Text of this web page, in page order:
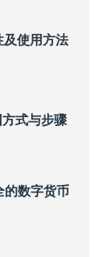
使用方法
式与步骤
的数字货币